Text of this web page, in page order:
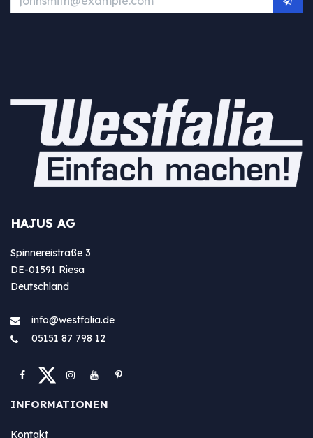
HAJUS AG
Spinnereistraße 3
DE-01591 Riesa
Deutschland
info@westfa​lia.de
05151 87 798 12
INFORMATIONEN
Kontakt